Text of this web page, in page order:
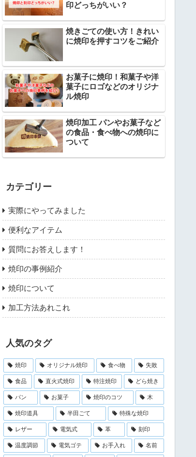
印どっちがいい？
焼きごての使い方！きれい
に焼印を押すコツをご紹介
お菓子に焼印！和菓子や洋
菓子にロゴなどのオリジナ
ル焼印
焼印加工 パンやお菓子など
の食品・食べ物への焼印に
ついて
カテゴリー
実際にやってみました
便利なアイテム
質問にお答えします！
焼印の事例紹介
焼印について
加工方法あれこれ
人気のタグ
焼印 オリジナル焼印 食べ物 失敗
食品 直火式焼印 特注焼印 どら焼き
パン お菓子 焼印のコツ 木
焼印道具 半田ごて 特殊な焼印
レザー 電気式 革 刻印
温度調節 電気ゴテ お手入れ 名前